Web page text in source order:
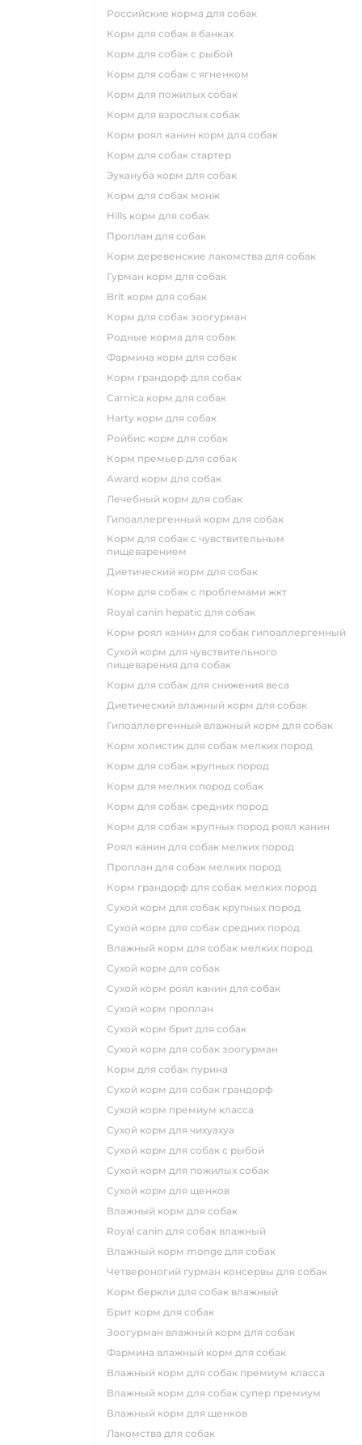
российские корма для собак
корм для собак в банках
корм для собак с рыбой
корм для собак с ягненком
корм для пожилых собак
корм для взрослых собак
корм роял канин корм для собак
корм для собак стартер
эукануба корм для собак
корм для собак монж
hills корм для собак
проплан для собак
корм деревенские лакомства для собак
гурман корм для собак
brit корм для собак
корм для собак зоогурман
родные корма для собак
фармина корм для собак
корм грандорф для собак
carnica корм для собак
harty корм для собак
ройбис корм для собак
корм премьер для собак
award корм для собак
лечебный корм для собак
гипоаллергенный корм для собак
корм для собак с чувствительным
пищеварением
диетический корм для собак
корм для собак с проблемами жкт
royal canin hepatic для собак
корм роял канин для собак гипоаллергенный
сухой корм для чувствительного
пищеварения для собак
корм для собак для снижения веса
диетический влажный корм для собак
гипоаллергенный влажный корм для собак
корм холистик для собак мелких пород
корм для собак крупных пород
корм для мелких пород собак
корм для собак средних пород
корм для собак крупных пород роял канин
роял канин для собак мелких пород
проплан для собак мелких пород
корм грандорф для собак мелких пород
сухой корм для собак крупных пород
сухой корм для собак средних пород
влажный корм для собак мелких пород
сухой корм для собак
сухой корм роял канин для собак
сухой корм проплан
сухой корм брит для собак
сухой корм для собак зоогурман
корм для собак пурина
сухой корм для собак грандорф
сухой корм премиум класса
сухой корм для чихуахуа
сухой корм для собак с рыбой
сухой корм для пожилых собак
сухой корм для щенков
влажный корм для собак
royal canin для собак влажный
влажный корм monge для собак
четвероногий гурман консервы для собак
корм беркли для собак влажный
брит корм для собак
зоогурман влажный корм для собак
фармина влажный корм для собак
влажный корм для собак премиум класса
влажный корм для собак супер премиум
влажный корм для щенков
лакомства для собак